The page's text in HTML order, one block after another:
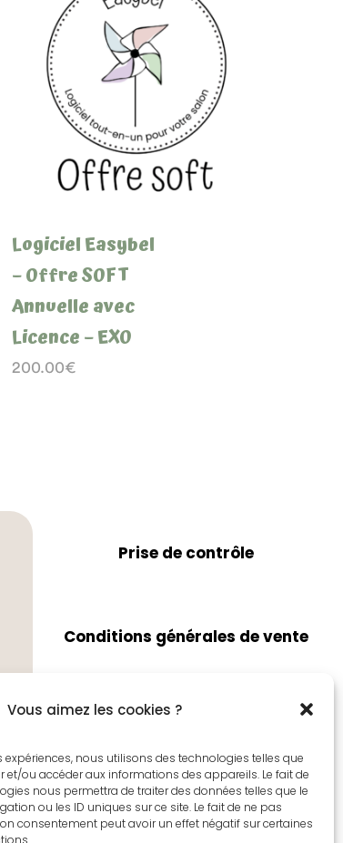
Vous aimez les cookies ?
expériences, nous utilisons des technologies telles que
et/ou accéder aux informations des appareils. Le fait de
nous permettra de traiter des données telles que le
ou les ID uniques sur ce site. Le fait de ne pas
consentement peut avoir un effet négatif sur certaines
Logiciel Easybel
– Offre SOFT
Annuelle avec
Licence – EXO
200.00€
Prise de contrôle
Conditions générales de vente
Paiement sécurisé avec
Lemonway